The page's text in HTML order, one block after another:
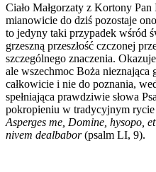
Ciało Małgorzaty z Kortony
mianowicie do dziś pozostaje
to jedyny taki przypadek wśród
grzeszną przeszłość czczonej
szczególnego znaczenia.
ale wszechmoc Boża nieznająca
całkowicie i nie do poznania,
spełniająca prawdziwie słowa
pokropieniu w tradycyjnym
Asperges me, Domine, hysopo,
nivem dealbabor(psalm LI, 9).